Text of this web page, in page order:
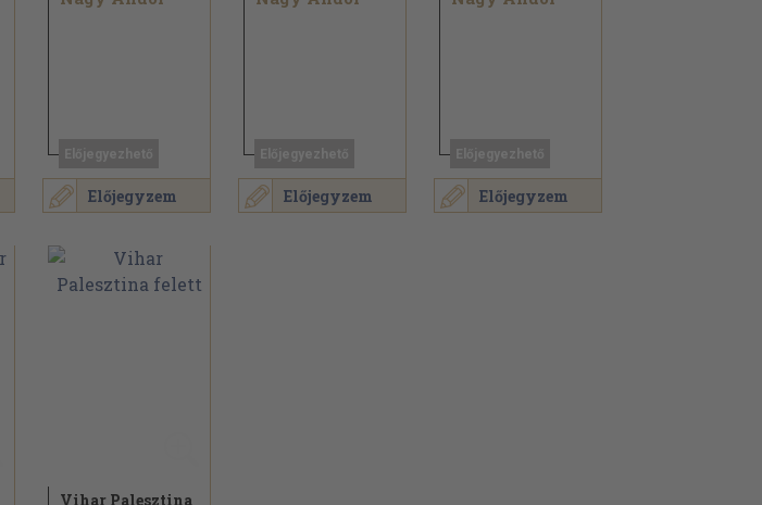
Előjegyzem Előjegyzem Előjegyzem
Vihar Palesztina